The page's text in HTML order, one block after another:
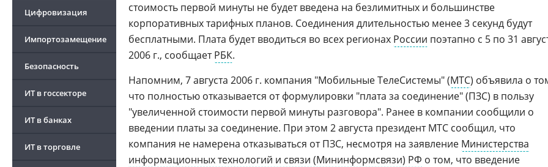
Цифровизация
Импортозамещение
Безопасность
ИТ в госсекторе
ИТ в банках
ИТ в торговле
стоимость первой минуты не будет введена на безлимитных и большинстве
корпоративных тарифных планов. Соединения длительностью менее 3 секунд будут
бесплатными. Плата будет вводиться во всех регионах России поэтапно с 5 по 31
2006 г., сообщаетРБК.
Напомним, 7 августа 2006 г. компания "Мобильные ТелеСистемы" (МТС) объявила о
что полностью отказывается от формулировки "плата за соединение" (ПЗС) в пользу
"увеличенной стоимости первой минуты разговора". Ранее в компании сообщили о
введении платы за соединение. При этом 2 августа президент МТС сообщил, что
компания не намерена отказываться от ПЗС, несмотря на заявление Министерства
информационных технологий и связи (Мининформсвязи) РФ о том, что введение